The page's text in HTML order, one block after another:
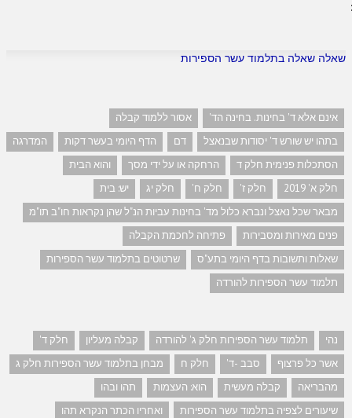
שאלה שאלה בתלמוד עשר הספירות
אינם אלא ד' בחינות. בחינה הד'
אסור ללמוד קבלה
בתהו יש שורש ד' יסודות שבנאצל
דם הדף היומי בעשר דקות
המדרגה
הסתכלות פנימית חלק ד
הרחקה או על ידי מסך
והוא הבית
חלק א' 2019
חלק ז' חלק ח' חלק יג
יש: בית
מבאר שכל נאצל ונברא כלול מד' בחינות עביות הנ"ל שהן נקראות חו"ב תו"מ
פנים מאירות ומסבירות
פתיחה לחכמת הקבלה
שאלות ותשובות בדף היומי בתע"ס
שרטוטים בתלמוד עשר הספירות
תלמוד עשר הספירות להורדה
נהי תלמוד עשר הספירות חלק ג' להורדה קבלה מעליון
חלק ד'
אשר כל פרצוף
סבב -ד' חלק ח
מבחן בתלמוד עשר הספירות חלק ג
מהבריאה
קבלה מעשית הוא: העצמות
תהו ובהו
שיעורים לצפיה בתלמוד עשר הספירות
ואחריו הכתר הנקרא תהו